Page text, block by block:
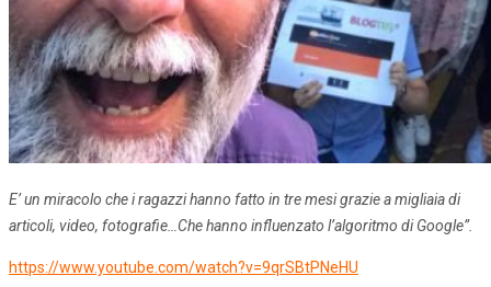
E’ un miracolo che i ragazzi hanno fatto in tre mesi grazie a migliaia di
articoli, video, fotografie…Che hanno influenzato l’algoritmo di Google”.
https://www.youtube.com/watch?v=9qrSBtPNeHU